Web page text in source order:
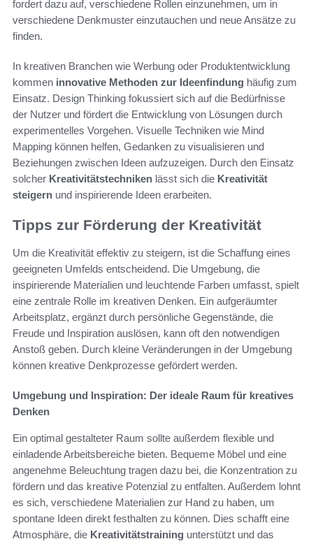
fordert dazu auf, verschiedene Rollen einzunehmen, um in
verschiedene Denkmuster einzutauchen und neue Ansätze zu
finden.
In kreativen Branchen wie Werbung oder Produktentwicklung
kommen innovative Methoden zur Ideenfindung häufig zum
Einsatz. Design Thinking fokussiert sich auf die Bedürfnisse
der Nutzer und fördert die Entwicklung von Lösungen durch
experimentelles Vorgehen. Visuelle Techniken wie Mind
Mapping können helfen, Gedanken zu visualisieren und
Beziehungen zwischen Ideen aufzuzeigen. Durch den Einsatz
solcher Kreativitätstechniken lässt sich die Kreativität
steigern und inspirierende Ideen erarbeiten.
Tipps zur Förderung der Kreativität
Um die Kreativität effektiv zu steigern, ist die Schaffung eines
geeigneten Umfelds entscheidend. Die Umgebung, die
inspirierende Materialien und leuchtende Farben umfasst, spielt
eine zentrale Rolle im kreativen Denken. Ein aufgeräumter
Arbeitsplatz, ergänzt durch persönliche Gegenstände, die
Freude und Inspiration auslösen, kann oft den notwendigen
Anstoß geben. Durch kleine Veränderungen in der Umgebung
können kreative Denkprozesse gefördert werden.
Umgebung und Inspiration: Der ideale Raum für kreatives
Denken
Ein optimal gestalteter Raum sollte außerdem flexible und
einladende Arbeitsbereiche bieten. Bequeme Möbel und eine
angenehme Beleuchtung tragen dazu bei, die Konzentration zu
fördern und das kreative Potenzial zu entfalten. Außerdem lohnt
es sich, verschiedene Materialien zur Hand zu haben, um
spontane Ideen direkt festhalten zu können. Dies schafft eine
Atmosphäre, die Kreativitätstraining unterstützt und das